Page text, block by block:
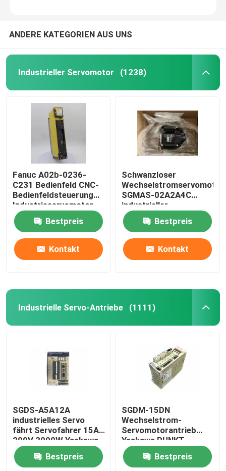
Produkte
Über uns
Fabrik-Ausflug
Qualitätskontrolle
Fordern Sie ein Zitat
Industrieller Servomotor
Industrielle Servo-Antriebe
Wechselstromservoverstärker
ANDERE KATEGORIEN AUS UNS
Industrieller Servomotor (1238)
Fanuc A02b-0236-
C231 Bedienfeld CNC-
Bedienfeldsteuerung
Industrieservomotor
Bestpreis
Kontakt
Schwanzloser
Wechselstromservomotor
SGMAS-02A2A4C
industrieller
Servomotor200w 200V
Bestpreis
Kontakt
Industrielle Servo-Antriebe (1111)
SGDS-A5A12A
industrielles Servo
fährt Servofahrer 15A
200V 3000W Yaskawa
Bestpreis
SGDM-15DN
Wechselstrom-
Servomotorantrieb
Yaskawa PUNKT
Servopack 0,5
Amperes 32Bestpreis